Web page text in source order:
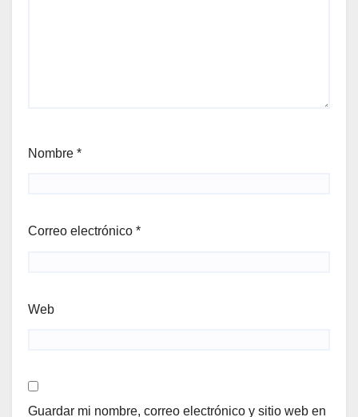
Nombre *
Correo electrónico *
Web
Guardar mi nombre, correo electrónico y sitio web en